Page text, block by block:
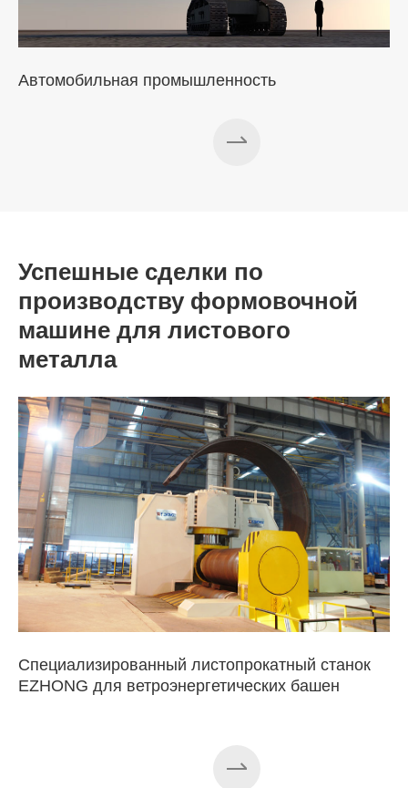
Автомобильная промышленность
Успешные сделки по
производству формовочной
машине для листового
металла
Специализированный листопрокатный станок
EZHONG для ветроэнергетических башен